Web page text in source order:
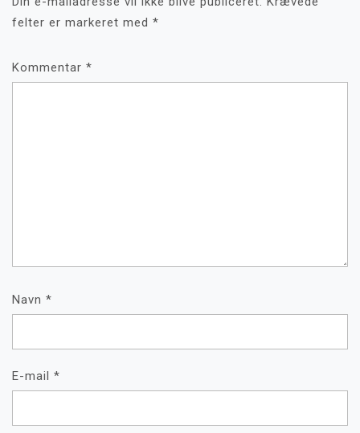
felter er markeret med *
Kommentar *
Navn *
E-mail *